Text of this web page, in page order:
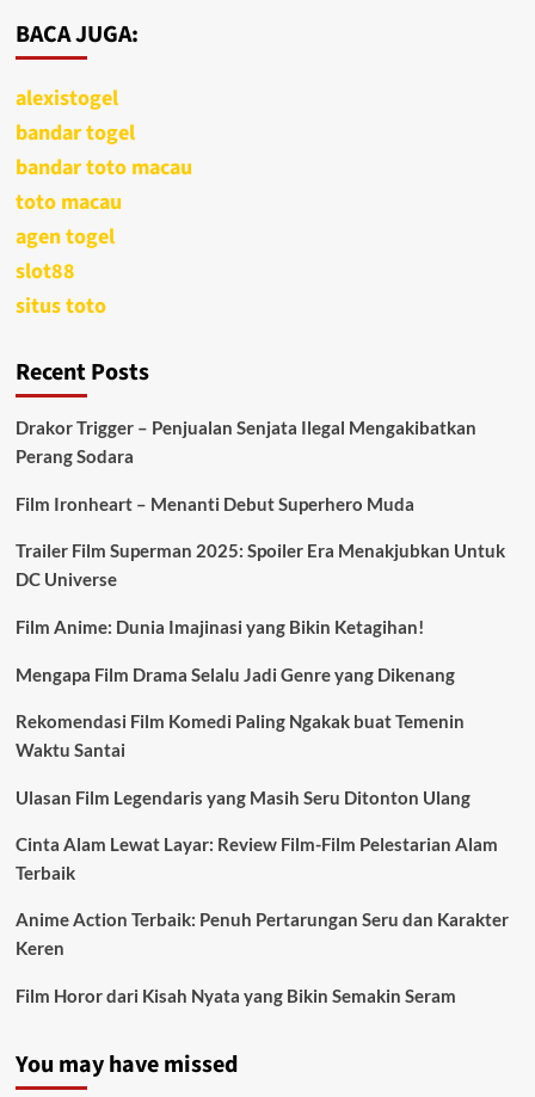
BACA JUGA:
alexistogel
bandar togel
bandar toto macau
toto macau
agen togel
slot88
situs toto
Recent Posts
Drakor Trigger – Penjualan Senjata Ilegal Mengakibatkan
Perang Sodara
Film Ironheart – Menanti Debut Superhero Muda
Trailer Film Superman 2025: Spoiler Era Menakjubkan Untuk
DC Universe
Film Anime: Dunia Imajinasi yang Bikin Ketagihan!
Mengapa Film Drama Selalu Jadi Genre yang Dikenang
Rekomendasi Film Komedi Paling Ngakak buat Temenin
Waktu Santai
Ulasan Film Legendaris yang Masih Seru Ditonton Ulang
Cinta Alam Lewat Layar: Review Film-Film Pelestarian Alam
Terbaik
Anime Action Terbaik: Penuh Pertarungan Seru dan Karakter
Keren
Film Horor dari Kisah Nyata yang Bikin Semakin Seram
You may have missed